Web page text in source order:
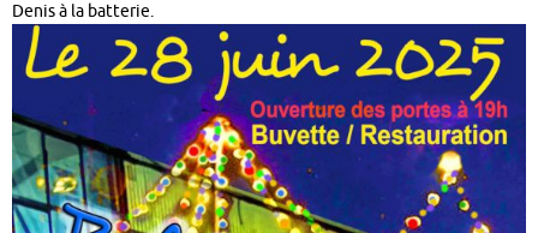
Denis à la batterie.